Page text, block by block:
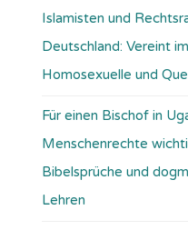
Islamisten und
Deutschland: Vereint
Homosexuelle und
Für einen Bischof in
Menschenrechte
Bibelsprüche und
Lehren